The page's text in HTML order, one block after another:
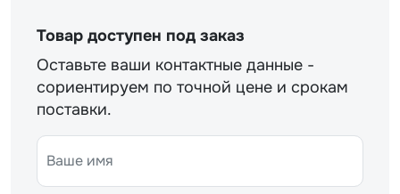
Товар доступен под заказ
Оставьте ваши контактные данные -
сориентируем по точной цене и срокам
поставки.